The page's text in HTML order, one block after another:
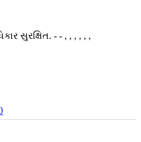
સુરક્ષિત. - - , , , , , ,